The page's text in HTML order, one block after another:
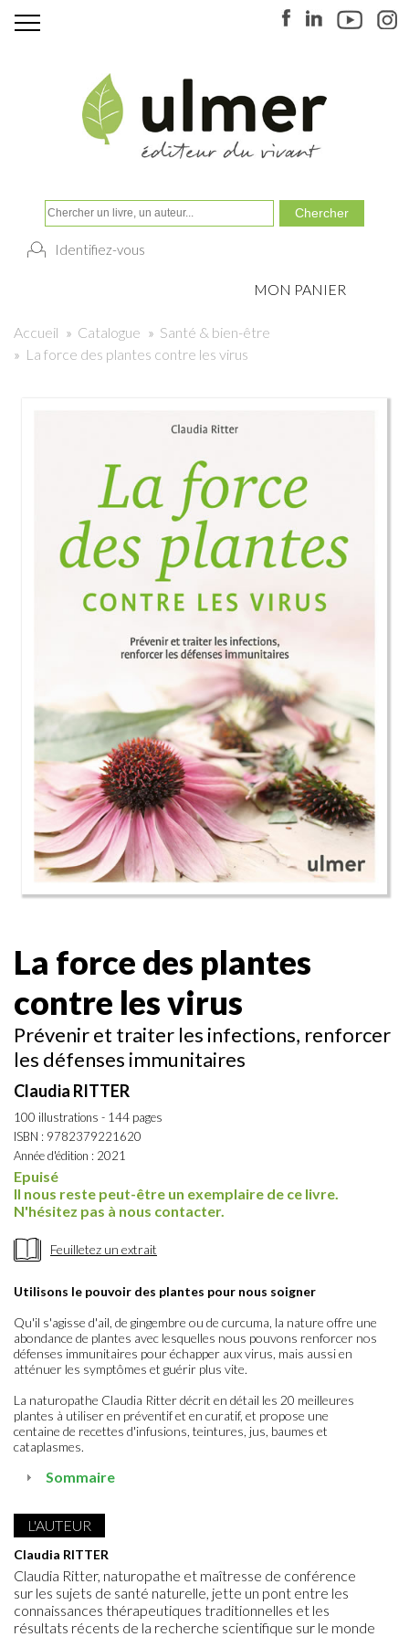
Identifiez-vous
MON PANIER
Accueil » Catalogue » Santé & bien-être
» La force des plantes contre les virus
La force des plantes
contre les virus
Prévenir et traiter les infections, renforcer
les défenses immunitaires
Claudia RITTER
100 illustrations - 144 pages
ISBN : 9782379221620
Année d'édition : 2021
Epuisé
Il nous reste peut-être un exemplaire de ce livre.
N'hésitez pas à nous contacter.
Feuilletez un extrait
Utilisons le pouvoir des plantes pour nous soigner
Qu'il s'agisse d'ail, de gingembre ou de curcuma, la nature offre une
abondance de plantes avec lesquelles nous pouvons renforcer nos
défenses immunitaires pour échapper aux virus, mais aussi en
atténuer les symptômes et guérir plus vite.
La naturopathe Claudia Ritter décrit en détail les 20 meilleures
plantes à utiliser en préventif et en curatif, et propose une
centaine de recettes d'infusions, teintures, jus, baumes et
cataplasmes.
Sommaire
L'AUTEUR
Claudia RITTER
Claudia Ritter, naturopathe et maîtresse de conférence
sur les sujets de santé naturelle, jette un pont entre les
connaissances thérapeutiques traditionnelles et les
résultats récents de la recherche scientifique sur le monde